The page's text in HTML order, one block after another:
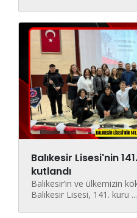
Balıkesir Lisesi'nin
kutlandı
Balıkesir’in ve ülkemizin
Balıkesir Lisesi, 141. kuru ...